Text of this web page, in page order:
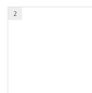
2